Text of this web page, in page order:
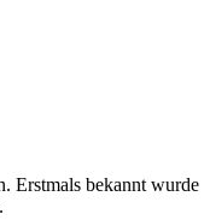
Erstmals bekannt wurde
.